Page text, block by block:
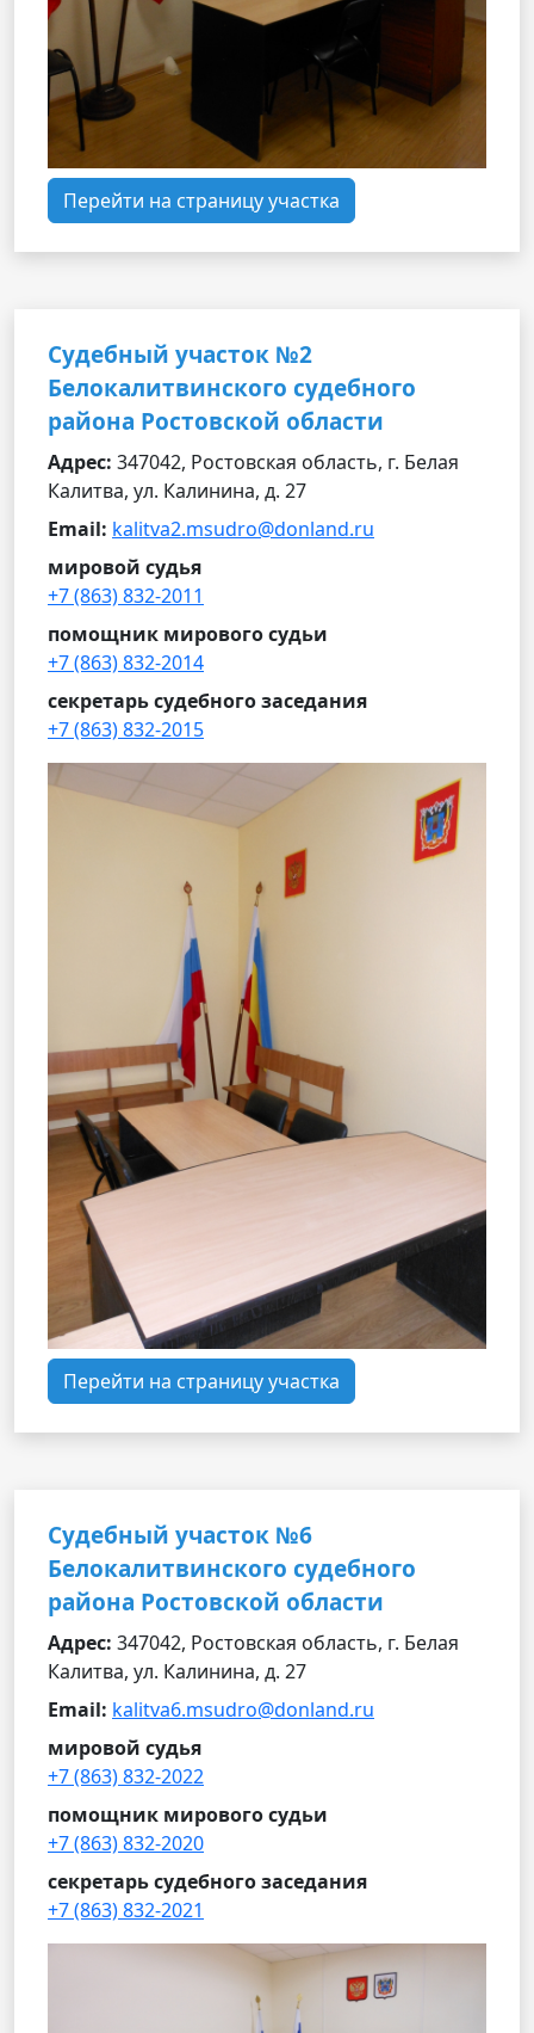
Перейти на страницу участка
Судебный участок №2
Белокалитвинского судебного
района Ростовской области
Адрес: 347042, Ростовская область, г. Белая
Калитва, ул. Калинина, д. 27
Email: kalitva2.msudro@donland.ru
мировой судья
+7 (863) 832-2011
помощник мирового судьи
+7 (863) 832-2014
секретарь судебного заседания
+7 (863) 832-2015
Перейти на страницу участка
Судебный участок №6
Белокалитвинского судебного
района Ростовской области
Адрес: 347042, Ростовская область, г. Белая
Калитва, ул. Калинина, д. 27
Email: kalitva6.msudro@donland.ru
мировой судья
+7 (863) 832-2022
помощник мирового судьи
+7 (863) 832-2020
секретарь судебного заседания
+7 (863) 832-2021